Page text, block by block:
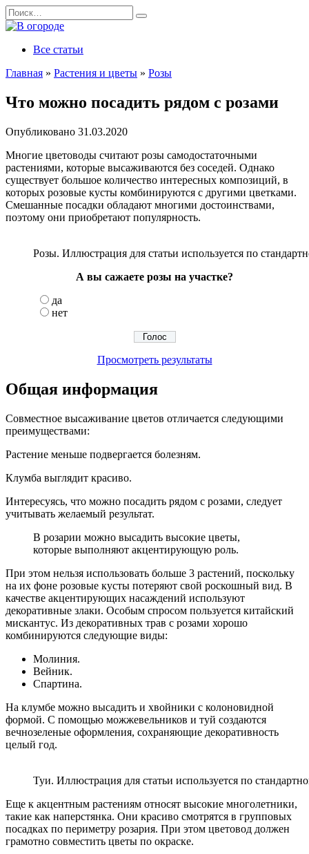
Перейти
к
содержанию
Search
for:
Все статьи
Главная » Растения и цветы » Розы
Что можно посадить рядом с розами
Опубликовано 31.03.2020
Многие цветоводы считают розы самодостаточными
растениями, которые высаживаются без соседей. Однако
существует большое количество интересных композиций, в
которых розовые кусты комбинируются с другими цветками.
Смешанные посадки обладают многими достоинствами,
поэтому они приобретают популярность.
Розы. Иллюстрация для статьи используется по
А вы сажаете розы на участке?
да
нет
Просмотреть результаты
Общая информация
Совместное высаживание цветов отличается следующими
преимуществами:
Растение меньше подвергается болезням.
Клумба выглядит красиво.
Интересуясь, что можно посадить рядом с розами, следует
учитывать желаемый результат.
В розарии можно высадить высокие цветы,
которые выполняют акцентирующую роль.
При этом нельзя использовать больше 3 растений, поскольку
на их фоне розовые кусты потеряют свой роскошный вид. В
качестве акцентирующих насаждений используют
декоративные злаки. Особым спросом пользуется китайский
мискантус. Из декоративных трав с розами хорошо
комбинируются следующие виды:
Молиния.
Вейник.
Спартина.
На клумбе можно высадить и хвойники с колоновидной
формой. С помощью можжевельников и туй создаются
вечнозеленые оформления, сохраняющие декоративность
целый год.
Туи. Иллюстрация для статьи используется по
Еще к акцентным растениям относят высокие многолетники,
такие как наперстянка. Они красиво смотрятся в групповых
посадках по периметру розария. При этом цветовод должен
грамотно совместить цветы по окраске.